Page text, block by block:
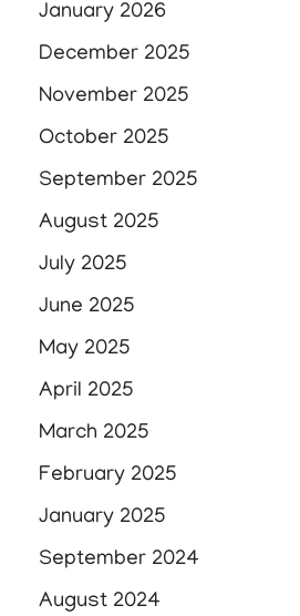
January 2026
December 2025
November 2025
October 2025
September 2025
August 2025
July 2025
June 2025
May 2025
April 2025
March 2025
February 2025
January 2025
September 2024
August 2024